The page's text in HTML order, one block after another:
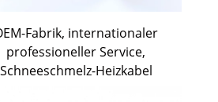
Fabrik, internationaler
professioneller Service,
Schneeschmelz-Heizkabel